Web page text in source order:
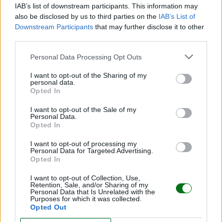
IAB’s list of downstream participants. This information may
also be disclosed by us to third parties on the IAB’s List of
Downstream Participants that may further disclose it to other
Personal Data Processing Opt Outs
I want to opt-out of the Sharing of my
personal data.
Opted In
I want to opt-out of the Sale of my
Personal Data.
Opted In
I want to opt-out of processing my
Personal Data for Targeted Advertising.
Opted In
I want to opt-out of Collection, Use,
Retention, Sale, and/or Sharing of my
Personal Data that Is Unrelated with the
Purposes for which it was collected.
Opted Out
"Me fui de fiesta con miedo y culpa": Influencer
reflexiona sobre volver a ser una misma después
de ser madre
LEER
VIDEO | Nacen cuatrillizas idénticas de un único
óvulo fecundado: el caso de una entre 15 millones
"Yo solo tenía 3 años": la historia real de un niño
que aprendió a calmarse con una pantalla
LEER
"Un día, tus hijos buscarán fotos contigo... Que las
encuentren": la reflexión de una mamá que te va